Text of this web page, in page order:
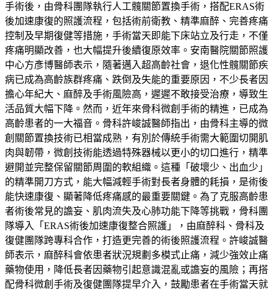
手術後，由骨科團隊執行人工髖關節置換手術，搭配ERAS術
後加速康復的照護流程，包括術前衛教、精準麻醉、完善疼痛
控制及早期復健等措施，手術當天即能下床站立及行走，不僅
疼痛明顯改善，也大幅提升後續復原效率。安南醫院關節照護
中心方彥博醫師表示，隨著邁入超高齡社會，退化性髖關節疾
病已成為高齡族群疼痛、跌倒及失能的重要原因，不少長者因
擔心年紀大、麻醉及手術風險高，遲遲不敢接受治療，導致生
活品質大幅下降。然而，近年來骨科微創手術的精進，已成為
高齡患者的一大福音。骨科許峻誠醫師指出，由骨科主導的微
創關節置換技術已相當成熟，有別於傳統手術需大範圍切開肌
肉與韌帶，微創技術能透過特殊器械以更小的切口進行，精準
避開並完整保留關節周圍的軟組織。這種「破壞少、出血少」
的精準開刀方式，能大幅減輕手術對長者身體的耗損，是術後
能快速康復、顯著降低疼痛感的最重要關鍵。為了克服高齡患
者術後常見的譫妄、肌肉流失及心肺功能下降等挑戰，骨科團
隊導入「ERAS術後加速康復整合照護」，由麻醉科、骨科及
復健團隊跨專科合作，打造更完善的術後照護流程。許峻誠醫
師表示，麻醉科會依患者狀況規劃多模式止痛，減少強效止痛
藥物使用，降低長者因藥物引起意識混亂或譫妄的風險；再搭
配骨科微創手術及復健團隊提早介入，鼓勵患者在手術當天就